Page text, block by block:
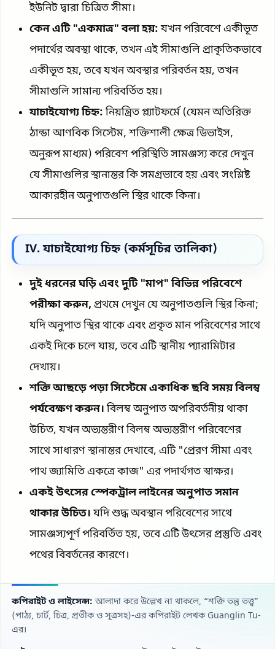
ইউনিট দ্বারা চিত্রিত সীমা।
কেন এটি "একমাত্র" বলা হয়:যখন পরিবেশে একীভূত
পদার্থের অবস্থা থাকে, তখন এই সীমাগুলি প্রাকৃতিকভাবে
একীভূত হয়, তবে যখন অবস্থার পরিবর্তন হয়, তখন
সীমাগুলি সামান্য পরিবর্তিত হয়।
যাচাইযোগ্য চিহ্ন:নিয়ন্ত্রিত প্ল্যাটফর্মে (যেমন অতিরিক্ত
ঠান্ডা আণবিক সিস্টেম, শক্তিশালী ক্ষেত্র ডিভাইস,
অনুরূপ মাধ্যম) পরিবেশ পরিস্থিতি সামঞ্জস্য করে দেখুন
যে সীমাগুলির স্থানান্তর কি সমগ্রভাবে হয় এবং সংশ্লিষ্ট
আকারহীন অনুপাতগুলি স্থির থাকে কিনা।
IV. যাচাইযোগ্য চিহ্ন (কর্মসূচির তালিকা)
দুই ধরনের ঘড়ি এবং দুটি "মাপ" বিভিন্ন পরিবেশে
পরীক্ষা করুন, প্রথমে দেখুন যে অনুপাতগুলি স্থির কিনা;
যদি অনুপাত স্থির থাকে এবং প্রকৃত মান পরিবেশের সাথে
একই দিকে চলে যায়, তবে এটি স্থানীয় প্যারামিটার
দেখায়।
শক্তি আছড়ে পড়া সিস্টেমে একাধিক ছবি সময় বিলম্ব
পর্যবেক্ষণ করুন।বিলম্ব অনুপাত অপরিবর্তনীয় থাকা
উচিত, যখন অভ্যন্তরীণ বিলম্ব অভ্যন্তরীণ পরিবেশের
সাথে সাধারণ স্থানান্তর দেখাবে, এটি "প্রেরণ সীমা এবং
পাথ জ্যামিতি একত্রে কাজ" এর পদার্থগত স্বাক্ষর।
একই উৎসের স্পেকট্রাল লাইনের অনুপাত সমান
থাকার উচিত।যদি শুদ্ধ অবস্থান পরিবেশের সাথে
সামঞ্জস্যপূর্ণ পরিবর্তিত হয়, তবে এটি উৎসের প্রস্তুতি এবং
পথের বিবর্তনের কারণে।
কপিরাইট ও লাইসেন্স: আলাদা করে উল্লেখ না থাকলে, “শক্তি তন্তু তত্ত্ব”
(পাঠ্য, চার্ট, চিত্র, প্রতীক ও সূত্রসহ)-এর কপিরাইট লেখক Guanglin Tu-
এর।